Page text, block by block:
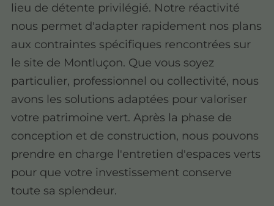
lieu de détente privilégié. Notre réactivité
nous permet d'adapter rapidement nos plans
aux contraintes spécifiques rencontrées sur
le site de Montluçon. Que vous soyez
particulier, professionnel ou collectivité, nous
avons les solutions adaptées pour valoriser
votre patrimoine vert. Après la phase de
conception et de construction, nous pouvons
prendre en charge l'entretien d'espaces verts
pour que votre investissement conserve
toute sa splendeur.